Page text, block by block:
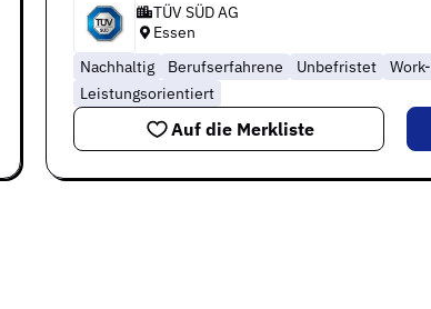
TÜV SÜD AG
Essen
Nachhaltig
Berufserfahrene Unbefristet
Leistungsorientiert
Auf die Merkliste